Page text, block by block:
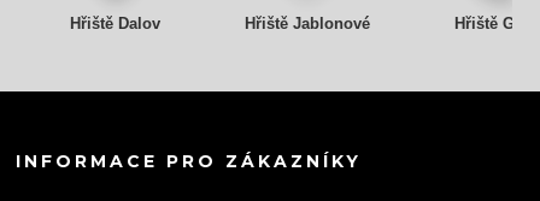
Hřiště Dalov Hřiště Jablonové Hřiště
INFORMACE PRO ZÁKAZNÍKY